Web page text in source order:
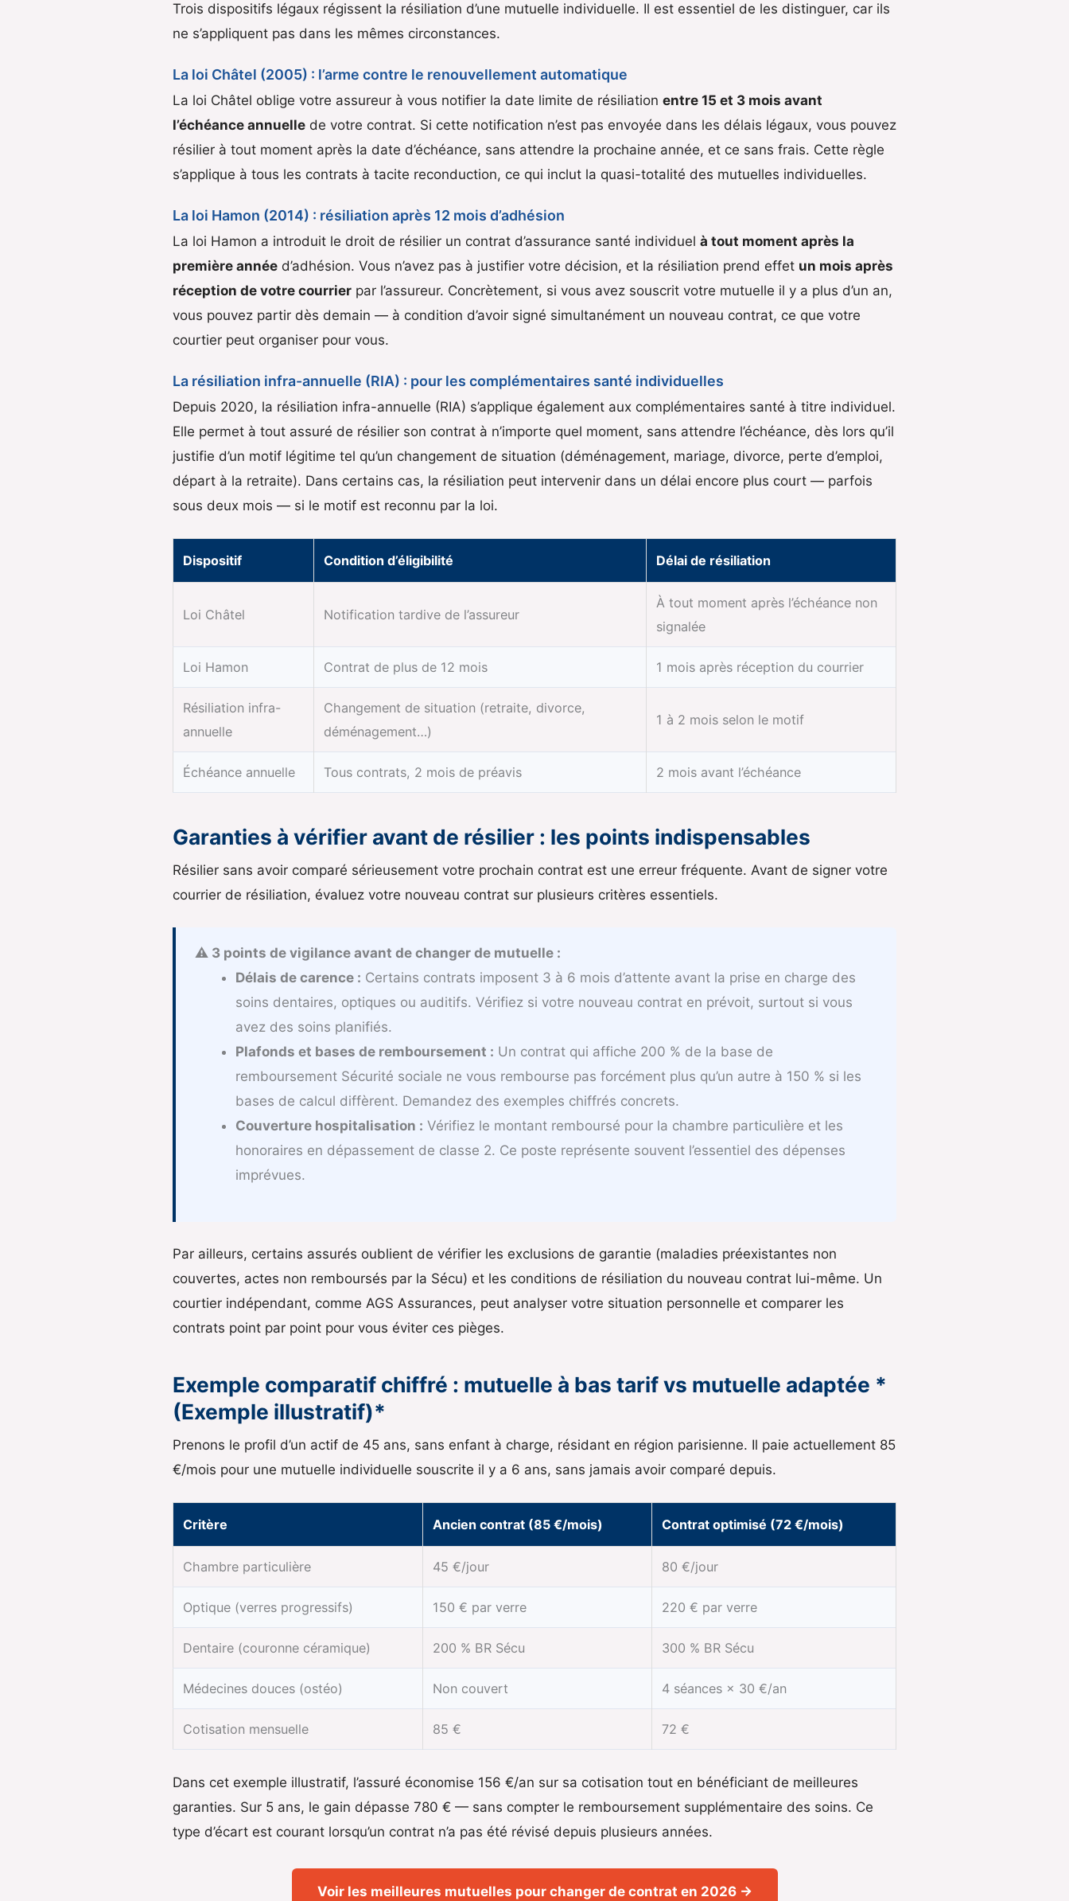
Trois dispositifs légaux régissent la résiliation d’une mutuelle individuelle. Il est essentiel de les distinguer, car ils
ne s’appliquent pas dans les mêmes circonstances.
La loi Châtel (2005) : l’arme contre le renouvellement automatique
La loi Châtel oblige votre assureur à vous notifier la date limite de résiliation entre 15 et 3 mois avant
l’échéance annuelle de votre contrat. Si cette notification n’est pas envoyée dans les délais légaux, vous pouvez
résilier à tout moment après la date d’échéance, sans attendre la prochaine année, et ce sans frais. Cette règle
s’applique à tous les contrats à tacite reconduction, ce qui inclut la quasi-totalité des mutuelles individuelles.
La loi Hamon (2014) : résiliation après 12 mois d’adhésion
La loi Hamon a introduit le droit de résilier un contrat d’assurance santé individuel à tout moment après la
première année d’adhésion. Vous n’avez pas à justifier votre décision, et la résiliation prend effet un mois après
réception de votre courrier par l’assureur. Concrètement, si vous avez souscrit votre mutuelle il y a plus d’un an,
vous pouvez partir dès demain — à condition d’avoir signé simultanément un nouveau contrat, ce que votre
courtier peut organiser pour vous.
La résiliation infra-annuelle (RIA) : pour les complémentaires santé individuelles
Depuis 2020, la résiliation infra-annuelle (RIA) s’applique également aux complémentaires santé à titre individuel.
Elle permet à tout assuré de résilier son contrat à n’importe quel moment, sans attendre l’échéance, dès lors qu’il
justifie d’un motif légitime tel qu’un changement de situation (déménagement, mariage, divorce, perte d’emploi,
départ à la retraite). Dans certains cas, la résiliation peut intervenir dans un délai encore plus court — parfois
sous deux mois — si le motif est reconnu par la loi.
Dispositif Condition d’éligibilité Délai de résiliation
Loi Châtel Notification tardive de l’assureur
À tout moment après l’échéance non
signalée
Loi Hamon Contrat de plus de 12 mois 1 mois après réception du courrier
Résiliation infra-
annuelle
Changement de situation (retraite, divorce,
déménagement…)
1 à 2 mois selon le motif
Échéance annuelle Tous contrats, 2 mois de préavis 2 mois avant l’échéance
Garanties à vérifier avant de résilier : les points indispensables
Résilier sans avoir comparé sérieusement votre prochain contrat est une erreur fréquente. Avant de signer votre
courrier de résiliation, évaluez votre nouveau contrat sur plusieurs critères essentiels.
⚠️ 3 points de vigilance avant de changer de mutuelle :
Délais de carence : Certains contrats imposent 3 à 6 mois d’attente avant la prise en charge des
soins dentaires, optiques ou auditifs. Vérifiez si votre nouveau contrat en prévoit, surtout si vous
avez des soins planifiés.
Plafonds et bases de remboursement : Un contrat qui affiche 200 % de la base de
remboursement Sécurité sociale ne vous rembourse pas forcément plus qu’un autre à 150 % si les
bases de calcul diffèrent. Demandez des exemples chiffrés concrets.
Couverture hospitalisation : Vérifiez le montant remboursé pour la chambre particulière et les
honoraires en dépassement de classe 2. Ce poste représente souvent l’essentiel des dépenses
imprévues.
Par ailleurs, certains assurés oublient de vérifier les exclusions de garantie (maladies préexistantes non
couvertes, actes non remboursés par la Sécu) et les conditions de résiliation du nouveau contrat lui-même. Un
courtier indépendant, comme AGS Assurances, peut analyser votre situation personnelle et comparer les
contrats point par point pour vous éviter ces pièges.
Exemple comparatif chiffré : mutuelle à bas tarif vs mutuelle adaptée *
(Exemple illustratif)*
Prenons le profil d’un actif de 45 ans, sans enfant à charge, résidant en région parisienne. Il paie actuellement 85
€/mois pour une mutuelle individuelle souscrite il y a 6 ans, sans jamais avoir comparé depuis.
Critère Ancien contrat (85 €/mois) Contrat optimisé (72 €/mois)
Chambre particulière 45 €/jour 80 €/jour
Optique (verres progressifs) 150 € par verre 220 € par verre
Dentaire (couronne céramique) 200 % BR Sécu 300 % BR Sécu
Médecines douces (ostéo) Non couvert 4 séances × 30 €/an
Cotisation mensuelle 85 € 72 €
Dans cet exemple illustratif, l’assuré économise 156 €/an sur sa cotisation tout en bénéficiant de meilleures
garanties. Sur 5 ans, le gain dépasse 780 € — sans compter le remboursement supplémentaire des soins. Ce
type d’écart est courant lorsqu’un contrat n’a pas été révisé depuis plusieurs années.
Voir les meilleures mutuelles pour changer de contrat en 2026 →